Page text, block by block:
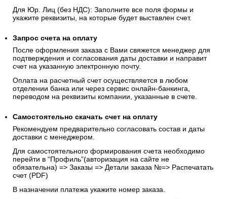
Для Юр. Лиц (без НДС): Заполните все поля формы и
укажите реквизиты, на которые будет выставлен счет.
Запрос счета на оплату
После оформления заказа с Вами свяжется менеджер для
подтверждения и согласования даты доставки и направит
счет на указанную электронную почту.
Оплата на расчетный счет осуществляется в любом
отделении банка или через сервис онлайн-банкинга,
переводом на реквизиты компании, указанные в счете.
Самостоятельно скачать счет на оплату
Рекомендуем предварительно согласовать состав и даты
доставки с менеджером.
Для самостоятельного формирования счета необходимо
перейти в “Профиль”(авторизация на сайте не
обязательна) => Заказы => Детали заказа №=> Распечатать
счет (PDF)
В назначении платежа укажите номер заказа.